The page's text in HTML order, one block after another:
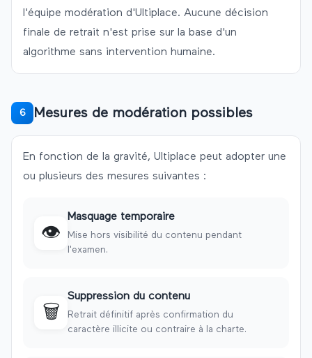
l'équipe modération d'Ultiplace. Aucune décision
finale de retrait n'est prise sur la base d'un
algorithme sans intervention humaine.
6 Mesures de modération possibles
En fonction de la gravité, Ultiplace peut adopter une
ou plusieurs des mesures suivantes :
👁️
Masquage temporaire
Mise hors visibilité du contenu pendant
l'examen.
🗑️
Suppression du contenu
Retrait définitif après confirmation du
caractère illicite ou contraire à la charte.